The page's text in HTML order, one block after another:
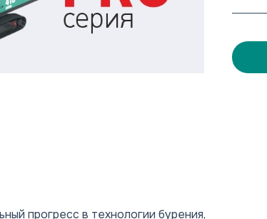
прогресс в технологии бурения,